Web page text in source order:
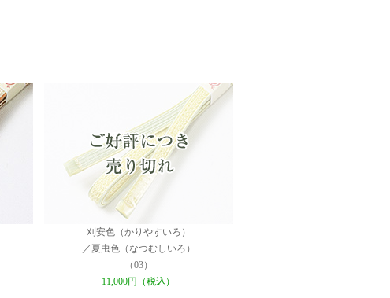
刈安色（かりやすいろ）
／夏虫色（なつむしいろ）
（03）
11,000円（税込）